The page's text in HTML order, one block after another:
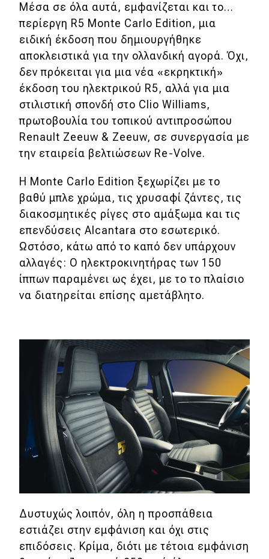
DRIVE Away
MOTO
Μεταχειρισμένο
Οδηγός αγοράς
Συμβουλές
Χρηστικά
Συμβουλές
ΚΤΕΟ
Οδική βοήθεια
eDRIVE
Μέσα σε όλα αυτά, εμφανίζεται και το…
περίεργη R5 Monte Carlo Edition, μια
ειδική έκδοση που δημιουργήθηκε
αποκλειστικά για την ολλανδική αγορά. Όχι,
δεν πρόκειται για μια νέα «εκρηκτική»
έκδοση του ηλεκτρικού R5, αλλά για μια
στιλιστική σπονδή στο Clio Williams,
πρωτοβουλία του τοπικού αντιπροσώπου
Renault Zeeuw & Zeeuw, σε συνεργασία με
την εταιρεία βελτιώσεων Re-Volve.
Η Monte Carlo Edition ξεχωρίζει με το
βαθύ μπλε χρώμα, τις χρυσαφί ζάντες, τις
διακοσμητικές ρίγες στο αμάξωμα και τις
επενδύσεις Alcantara στο εσωτερικό.
Ωστόσο, κάτω από το καπό δεν υπάρχουν
αλλαγές: Ο ηλεκτροκινητήρας των 150
ίππων παραμένει ως έχει, με το το πλαίσιο
να διατηρείται επίσης αμετάβλητο.
Δυστυχώς λοιπόν, όλη η προσπάθεια
εστιάζει στην εμφάνιση και όχι στις
επιδόσεις. Κρίμα, διότι με τέτοια εμφάνιση